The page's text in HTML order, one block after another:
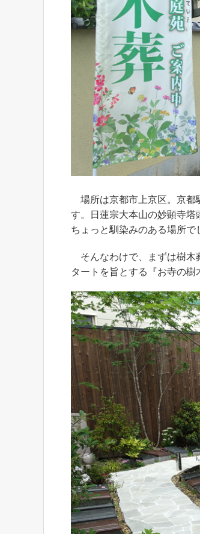
場所は京都市上京区。京都
す。日蓮宗大本山の妙顕寺
ちょっと馴染みのある場所で
そんなわけで、まずは樹木
タートを旨とする『お寺の樹